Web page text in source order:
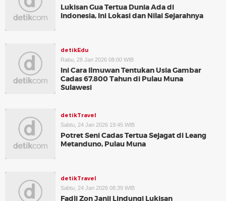
Lukisan Gua Tertua Dunia Ada di
Indonesia, Ini Lokasi dan Nilai Sejarahnya
detikEdu
Rabu, 28 Jan 2026 08:00 WIB
Ini Cara Ilmuwan Tentukan Usia Gambar
Cadas 67.800 Tahun di Pulau Muna
Sulawesi
detikTravel
Sabtu, 24 Jan 2026 19:45 WIB
Potret Seni Cadas Tertua Sejagat di Leang
Metanduno, Pulau Muna
detikTravel
Sabtu, 24 Jan 2026 08:39 WIB
Fadli Zon Janji Lindungi Lukisan